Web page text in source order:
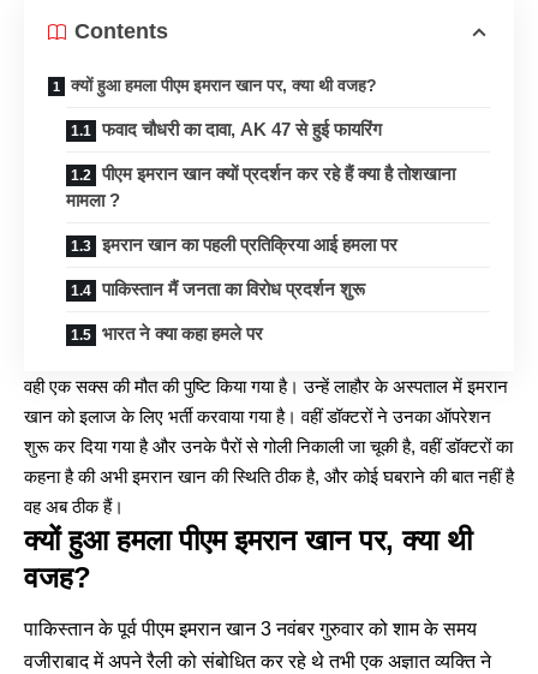
Contents
क्यों हुआ हमला पीएम इमरान खान पर, क्या थी वजह?
फवाद चौधरी का दावा, AK 47 से हुई फायरिंग
पीएम इमरान खान क्यों प्रदर्शन कर रहे हैं क्या है तोशखाना
मामला ?
इमरान खान का पहली प्रतिक्रिया आई हमला पर
पाकिस्तान मैं जनता का विरोध प्रदर्शन शुरू
भारत ने क्या कहा हमले पर
वही एक सक्स की मौत की पुष्टि किया गया है। उन्हें लाहौर के अस्पताल में इमरान
खान को इलाज के लिए भर्ती करवाया गया है। वहीं डॉक्टरों ने उनका ऑपरेशन
शुरू कर दिया गया है और उनके पैरों से गोली निकाली जा चूकी है, वहीं डॉक्टरों का
कहना है की अभी इमरान खान की स्थिति ठीक है, और कोई घबराने की बात नहीं है
वह अब ठीक हैं।
क्यों हुआ हमला पीएम इमरान खान पर, क्या थी
वजह?
पाकिस्तान के पूर्व पीएमइमरान खान3 नवंबर गुरुवार को शाम के समय
वजीराबाद में अपने रैली को संबोधित कर रहे थे तभी एक अज्ञात व्यक्ति ने